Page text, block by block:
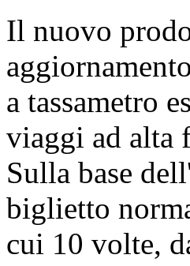
Il nuovo
a tassametro
viaggi ad alta
Sulla base
biglietto
cui 10 volte,